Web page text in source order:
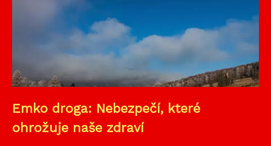
Emko droga: Nebezpečí, které
ohrožuje naše zdraví